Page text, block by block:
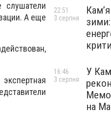
слушатели
А еще
22:51
3 серпня
У
на
16:46
3 серпня